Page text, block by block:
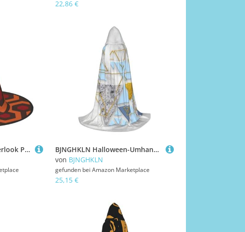
22,86 €
BJNGHKLN Shining Overlook Print Halloween Hexenhut für Frauen Party Hut für Halloween Festlichkeiten Cosplay Kostüm Ensemble
BJNGHKLN Halloween-Umhang mit Kapuze, bodenlang, abstraktes geometrisches Muster, langer Kapuzenumhang für Teenager
von BJNGHKLN
gefunden bei Amazon Marketplace
25,15 €